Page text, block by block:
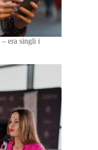
– era singli i